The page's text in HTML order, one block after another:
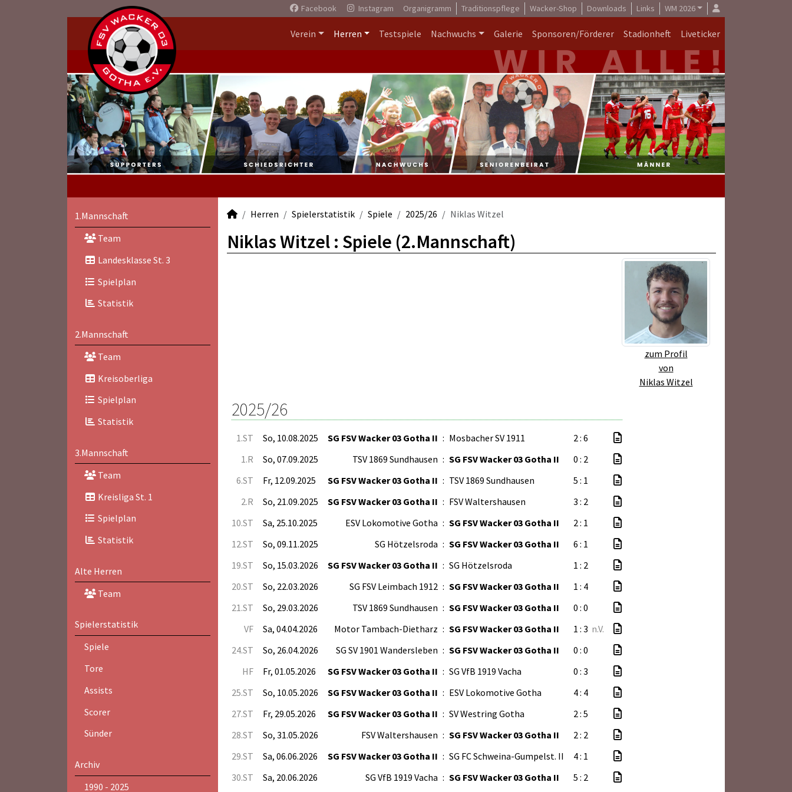
Facebook Instagram Organigramm Traditionspflege Wacker-Shop Downloads Links WM 2026
Verein Herren Testspiele Nachwuchs Galerie Sponsoren/Förderer Stadionheft Liveticker
1.Mannschaft
Team
Landesklasse St. 3
Spielplan
Statistik
2.Mannschaft
Team
Kreisoberliga
Spielplan
Statistik
3.Mannschaft
Team
Kreisliga St. 1
Spielplan
Statistik
Alte Herren
Team
Spielerstatistik
Spiele
Tore
Assists
Scorer
Sünder
Archiv
1990 - 2025
Herren Spielerstatistik Spiele 2025/26 Niklas Witzel
Niklas Witzel : Spiele (2.Mannschaft)
zum Profil
von
Niklas Witzel
2025/26
1.ST So, 10.08.2025 SG FSV Wacker 03 Gotha II : Mosbacher SV 1911
2 : 6
1.R
So, 07.09.2025 TSV 1869 Sundhausen : SG FSV Wacker 03 Gotha II
0 : 2
6.ST
Fr, 12.09.2025 SG FSV Wacker 03 Gotha II : TSV 1869 Sundhausen
5 : 1
2.R
So, 21.09.2025 SG FSV Wacker 03 Gotha II : FSV Waltershausen
3 : 2
10.ST
Sa, 25.10.2025 ESV Lokomotive Gotha : SG FSV Wacker 03 Gotha II
2 : 1
12.ST
So, 09.11.2025 SG Hötzelsroda : SG FSV Wacker 03 Gotha II
6 : 1
19.ST
So, 15.03.2026 SG FSV Wacker 03 Gotha II : SG Hötzelsroda
1 : 2
20.ST
So, 22.03.2026 SG FSV Leimbach 1912 : SG FSV Wacker 03 Gotha II
1 : 4
21.ST
So, 29.03.2026 TSV 1869 Sundhausen : SG FSV Wacker 03 Gotha II
0 : 0
VF
Sa, 04.04.2026 Motor Tambach-Dietharz : SG FSV Wacker 03 Gotha II 1 : 3 n.V.
24.ST
So, 26.04.2026 SG SV 1901 Wandersleben : SG FSV Wacker 03 Gotha II
0 : 0
HF
Fr, 01.05.2026 SG FSV Wacker 03 Gotha II : SG VfB 1919 Vacha
0 : 3
25.ST
So, 10.05.2026 SG FSV Wacker 03 Gotha II : ESV Lokomotive Gotha
4 : 4
27.ST
Fr, 29.05.2026 SG FSV Wacker 03 Gotha II : SV Westring Gotha
2 : 5
28.ST
So, 31.05.2026 FSV Waltershausen : SG FSV Wacker 03 Gotha II
2 : 2
29.ST
Sa, 06.06.2026 SG FSV Wacker 03 Gotha II : SG FC Schweina-Gumpelst. II
4 : 1
30.ST
Sa, 20.06.2026 SG VfB 1919 Vacha : SG FSV Wacker 03 Gotha II 5 : 2